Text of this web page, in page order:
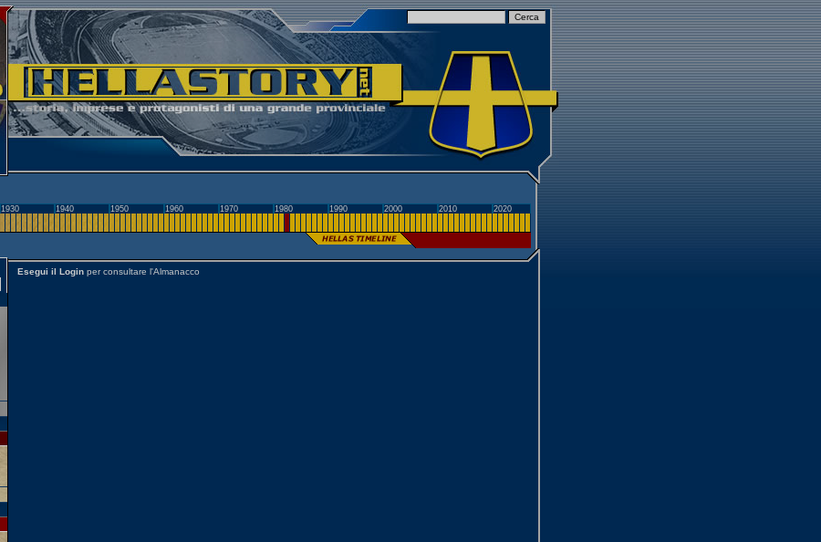
1930 1940 1950 1960 1970 1980 1990 2000 2010 2020
Esegui il Login per consultare l'Almanacco